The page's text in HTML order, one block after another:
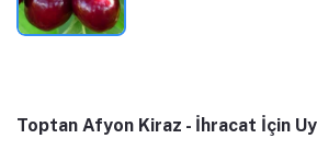
Toptan Afyon Kiraz - İhracat İçin